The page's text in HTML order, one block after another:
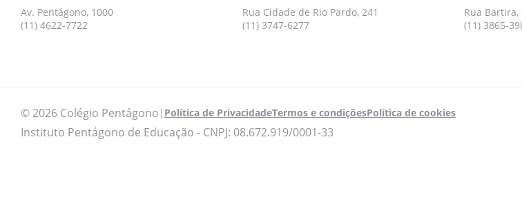
Av. Pentágono, 1000
(11) 4622-7722
Rua Cidade de Rio Pardo, 241
(11) 3747-6277
Rua Bartira,
(11) 3865-
© 2026 Colégio Pentágono | Política de PrivacidadeTermos e condiçõesPolítica de cookies
Instituto Pentágono de Educação - CNPJ: 08.672.919/0001-33